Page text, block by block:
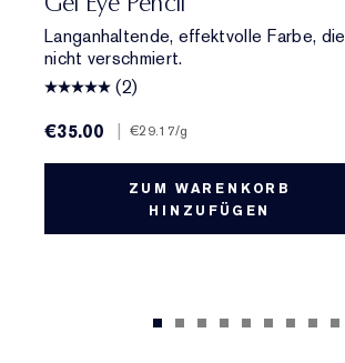
Langanhaltende, effektvolle Farbe, die
nicht verschmiert.
(2)
€35.00
| €29.17/g
ZUM WARENKORB
HINZUFÜGEN